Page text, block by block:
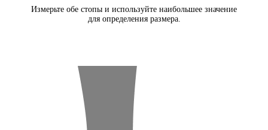
Измерьте обе стопы и используйте наибольшее значение
для определения размера.